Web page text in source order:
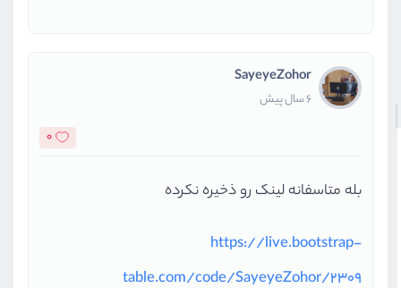
SayeyeZohor
6 سال پیش
0
بله متاسفانه لینک رو ذخیره نکرده
https://live.bootstrap-
table.com/code/SayeyeZohor/2309